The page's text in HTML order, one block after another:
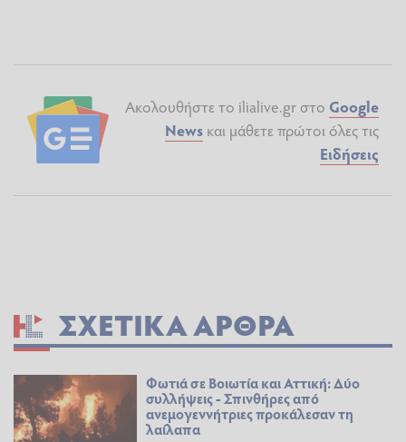
Ακολουθήστε το ilialive.gr στο Google
News και μάθετε πρώτοι όλες τις
Ειδήσεις
ΣΧΕΤΙΚΆ ΆΡΘΡΑ
Φωτιά σε Βοιωτία και Αττική: Δύο
συλλήψεις - Σπινθήρες από
ανεμογεννήτριες προκάλεσαν τη
λαίλαπα